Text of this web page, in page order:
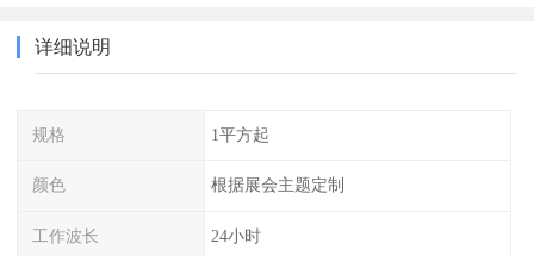
详细说明
规格 1平方起
颜色 根据展会主题定制
工作波长 24小时